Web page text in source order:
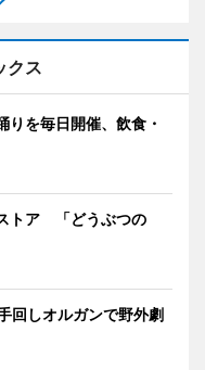
クス
を毎日開催、飲食・
トア 「どうぶつの
しオルガンで野外劇